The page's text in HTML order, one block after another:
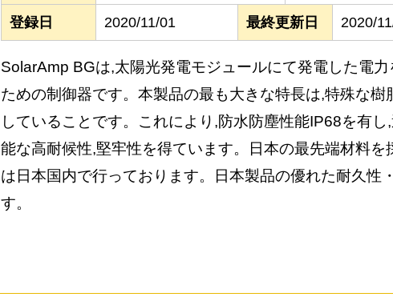
登録日 2020/11/01 最終更新日 2020/
SolarAmp BGは,太陽光発電モジュールにて発電した電
ための制御器です。本製品の最も大きな特長は,特殊な樹
していることです。これにより,防水防塵性能IP68を有
能な高耐候性,堅牢性を得ています。日本の最先端材料を
は日本国内で行っております。日本製品の優れた耐久性
す。